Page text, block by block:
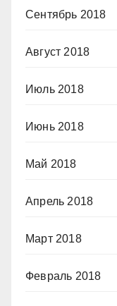
Сентябрь 2018
Август 2018
Июль 2018
Июнь 2018
Май 2018
Апрель 2018
Март 2018
Февраль 2018